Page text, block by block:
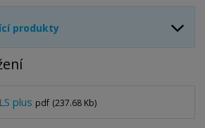
produkty
plus pdf (237.68 Kb)